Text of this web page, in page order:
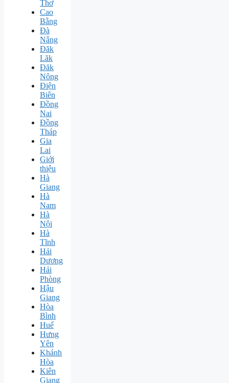
Thơ
Cao
Bằng
Đà
Nẵng
Đăk
Lăk
Đăk
Nông
Điện
Biên
Đồng
Nai
Đồng
Tháp
Gia
Lai
Giới
thiệu
Hà
Giang
Hà
Nam
Hà
Nội
Hà
Tĩnh
Hải
Dương
Hải
Phòng
Hậu
Giang
Hòa
Bình
Huế
Hưng
Yên
Khánh
Hòa
Kiên
Giang